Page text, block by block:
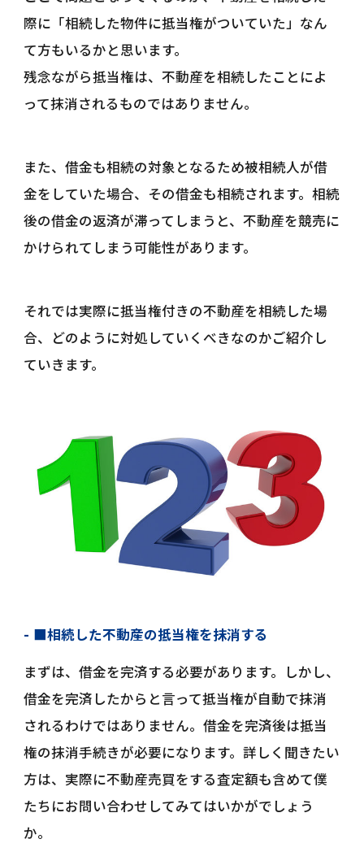
際に「相続した物件に抵当権がついていた」なん
て方もいるかと思います。
残念ながら抵当権は、不動産を相続したことによ
って抹消されるものではありません。
また、借金も相続の対象となるため被相続人が借
金をしていた場合、その借金も相続されます。相続
後の借金の返済が滞ってしまうと、不動産を競売に
かけられてしまう可能性があります。
それでは実際に抵当権付きの不動産を相続した場
合、どのように対処していくべきなのかご紹介し
ていきます。
■相続した不動産の抵当権を抹消する
まずは、借金を完済する必要があります。しかし、
借金を完済したからと言って抵当権が自動で抹消
されるわけではありません。借金を完済後は抵当
権の抹消手続きが必要になります。詳しく聞きたい
方は、実際に不動産売買をする査定額も含めて僕
たちにお問い合わせしてみてはいかがでしょう
か。